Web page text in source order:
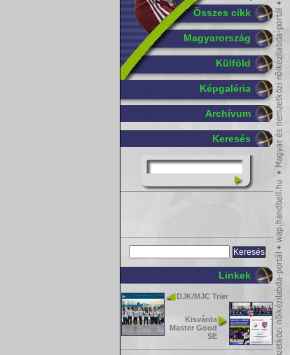
Összes cikk
Magyarország
Külföld
Képgaléria
Archívum
Keresés
Linkek
DJK/MJC Trier
Kisvárda
Master Good
SE